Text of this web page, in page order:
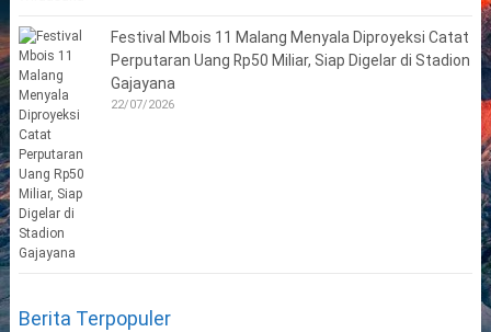
Festival Mbois 11 Malang Menyala Diproyeksi Catat
Perputaran Uang Rp50 Miliar, Siap Digelar di Stadion
Gajayana
22/07/2026
Berita Terpopuler